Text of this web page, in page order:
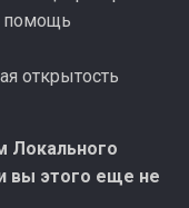
помощь
открытость
Локального
вы этого еще не